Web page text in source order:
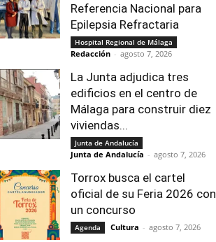
Referencia Nacional para
Epilepsia Refractaria
Hospital Regional de Málaga
Redacción - agosto 7, 2026
La Junta adjudica tres
edificios en el centro de
Málaga para construir diez
viviendas...
Junta de Andalucía
Junta de Andalucía - agosto 7, 2026
Torrox busca el cartel
oficial de su Feria 2026 con
un concurso
Agenda Cultura - agosto 7, 2026